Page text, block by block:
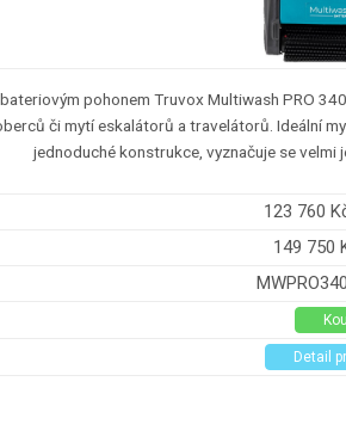
pohonem Truvox Multiwash PRO
či mytí eskalátorů a travelátorů. Ideální
jednoduché konstrukce, vyznačuje se velmi
123 760
149 750
Detail